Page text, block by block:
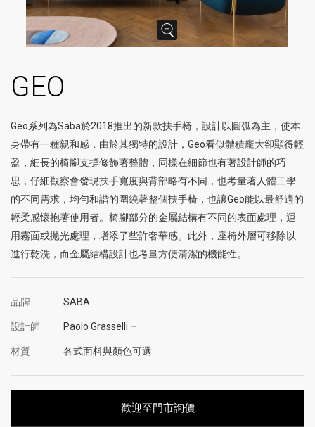
GEO
Geo系列為Saba於2018推出的新款扶手椅，設計以圓弧為主，使本
身帶有一種親和感，由於其獨特的設計，Geo看似體積龐大卻顯得輕
盈，細長的椅腳支撐修飾著整體，同樣在細節也有著設計師的巧
思，仔細觀察會發現扶手寬度與背部略有不同，也考量著人體工學
的不同需求，均勻和諧的圍繞著整個扶手椅，也讓Geo能以最舒適的
輕柔感懷抱著使用者。椅腳部分的金屬結構有不同的表面處理，運
用霧面或拋光處理，增添了些許奢華感。此外，座椅外層可移除以
進行乾洗，而金屬結構設計也考量方便清潔的機能性。
品牌 SABA +
設計師 Paolo Grasselli +
材質 各式面料與顏色可選
歡迎至門市詢價